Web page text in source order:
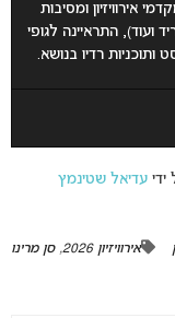
אירוויזיון ומסיבות
ועוד), התראיינה לגופי
רדיו בנושא.
עדיאל שטינמץ
אירוויזיון 2026 ,סן מרינו